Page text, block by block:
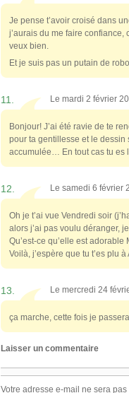
Je pense t’avoir croisé dans
j’aurais du me faire confiance,
veux bien.
Et je suis pas un putain de
11. Le mardi 2 février
Bonjour! J’ai été ravie de te
pour ta gentillesse et le
accumulée… En tout cas tu es
12. Le samedi 6 février
Oh je t’ai vue Vendredi soir
alors j’ai pas voulu déranger,
Qu’est-ce qu’elle est adorable
Voilà, j’espère que tu t’es plu
13. Le mercredi 24
ça marche, cette fois je
Laisser un commentaire
Votre adresse e-mail ne sera